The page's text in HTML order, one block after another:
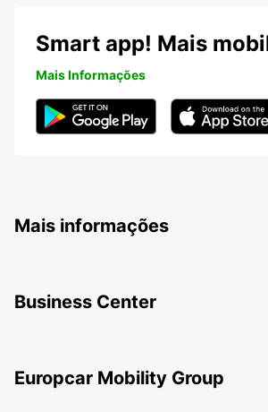
Smart app! Mais
Mais Informações
Mais informações
Business Center
Europcar Mobility Group